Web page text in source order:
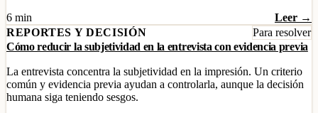
6 min
Leer →
REPORTES Y DECISIÓN
Para resolver
Cómo reducir la subjetividad en la entrevista con evidencia previa
La entrevista concentra la subjetividad en la impresión. Un criterio
común y evidencia previa ayudan a controlarla, aunque la decisión
humana siga teniendo sesgos.